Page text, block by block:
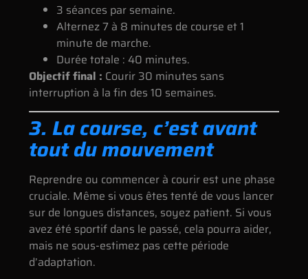
3 séances par semaine.
Alternez 7 à 8 minutes de course et 1
minute de marche.
Durée totale : 40 minutes.
Objectif final : Courir 30 minutes sans
interruption à la fin des 10 semaines.
3. La course, c’est avant
tout du mouvement
Reprendre ou commencer à courir est une phase
cruciale. Même si vous êtes tenté de vous lancer
sur de longues distances, soyez patient. Si vous
avez été sportif dans le passé, cela pourra aider,
mais ne sous-estimez pas cette période
d’adaptation.